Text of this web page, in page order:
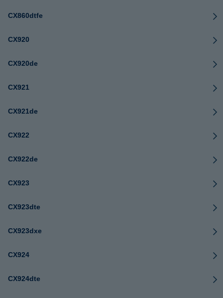
CX860dtfe
CX920
CX920de
CX921
CX921de
CX922
CX922de
CX923
CX923dte
CX923dxe
CX924
CX924dte